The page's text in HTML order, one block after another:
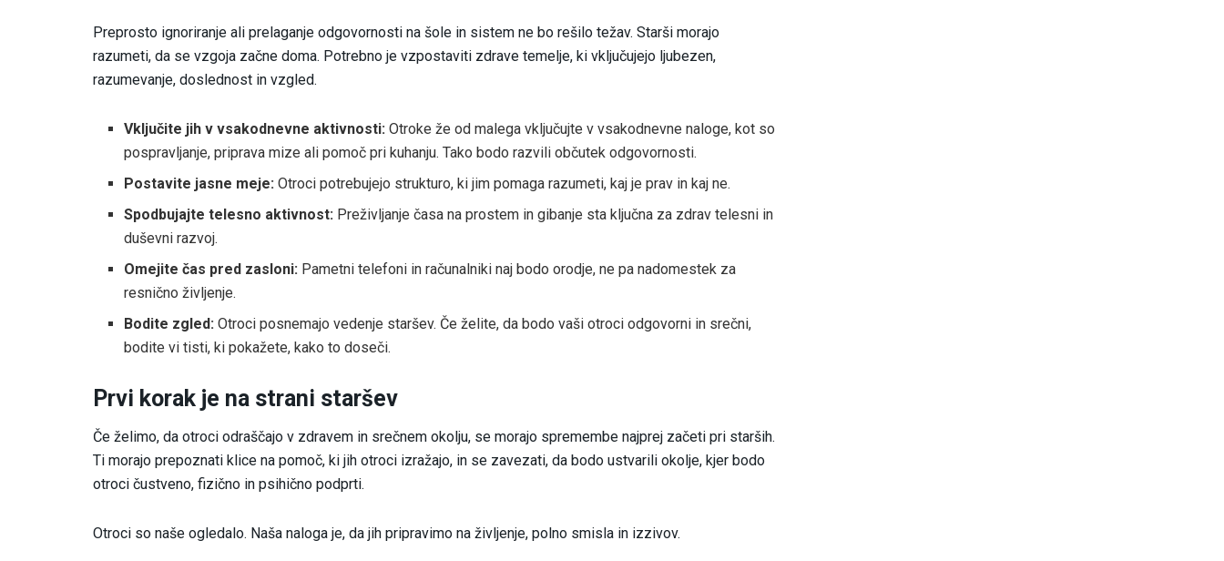
Preprosto ignoriranje ali prelaganje odgovornosti na šole in sistem ne bo rešilo težav. Starši morajo
razumeti, da se vzgoja začne doma. Potrebno je vzpostaviti zdrave temelje, ki vključujejo ljubezen,
razumevanje, doslednost in vzgled.
Vključite jih v vsakodnevne aktivnosti: Otroke že od malega vključujte v vsakodnevne naloge, kot so
pospravljanje, priprava mize ali pomoč pri kuhanju. Tako bodo razvili občutek odgovornosti.
Postavite jasne meje: Otroci potrebujejo strukturo, ki jim pomaga razumeti, kaj je prav in kaj ne.
Spodbujajte telesno aktivnost: Preživljanje časa na prostem in gibanje sta ključna za zdrav telesni in
duševni razvoj.
Omejite čas pred zasloni: Pametni telefoni in računalniki naj bodo orodje, ne pa nadomestek za
resnično življenje.
Bodite zgled: Otroci posnemajo vedenje staršev. Če želite, da bodo vaši otroci odgovorni in srečni,
bodite vi tisti, ki pokažete, kako to doseči.
Prvi korak je na strani staršev
Če želimo, da otroci odraščajo v zdravem in srečnem okolju, se morajo spremembe najprej začeti pri starših.
Ti morajo prepoznati klice na pomoč, ki jih otroci izražajo, in se zavezati, da bodo ustvarili okolje, kjer bodo
otroci čustveno, fizično in psihično podprti.
Otroci so naše ogledalo. Naša naloga je, da jih pripravimo na življenje, polno smisla in izzivov.